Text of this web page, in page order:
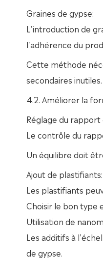
Graines de gypse:
L'introduction de
l'adhérence du
Cette méthode
secondaires inutiles.
4.2. Améliorer la
Réglage du rapport
Le contrôle du
Un équilibre doit
Ajout de plastifiants:
Les plastifiants
Choisir le bon type
Utilisation de
Les additifs à
de gypse.